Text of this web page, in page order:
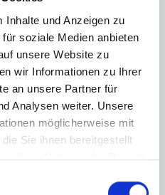
Inhalte und Anzeigen zu
soziale Medien anbieten
unsere Website zu
wir Informationen zu Ihrer
an unsere Partner für
Analysen weiter. Unsere
möglicherweise mit
Sie ihnen bereitgestellt
Ihrer Nutzung der Dienste
in München?
des Marienplatzes sind
der zentralen Lage, der
Infrastruktur.